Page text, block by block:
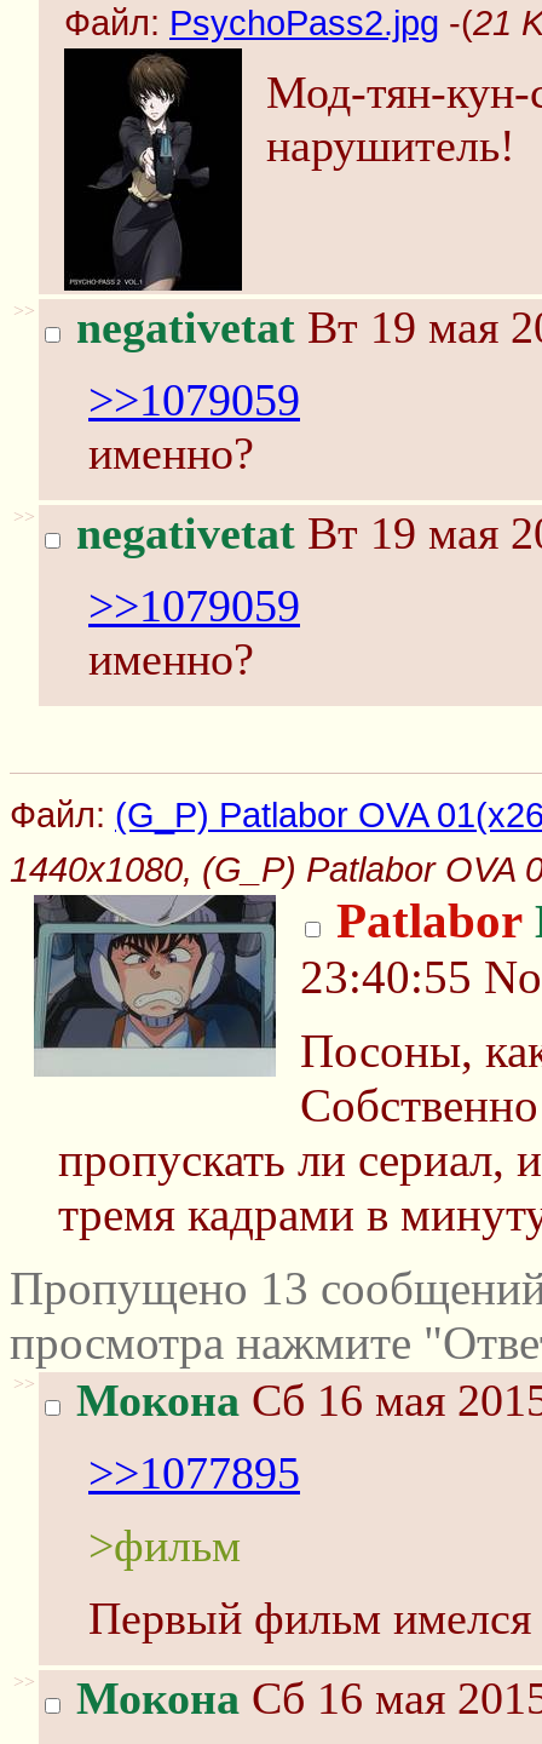
Файл: PsychoPass2.jpg -(21
Мод-тян-кун-
нарушитель!
>> negativetat Вт 19 мая
>>1079059
именно?
>> negativetat Вт 19 мая
>>1079059
именно?
Файл: (G_P) Patlabor OVA
1440x1080, (G_P) Patlabor OVA
Patlabor
23:40:55
Посоны,
пропускать ли сериал,
тремя кадрами в
Пропущено 13
просмотра нажмите
>> Мокона Сб 16 мая
>>1077895
>фильм
Первый фильм имелся
>> Мокона Сб 16 мая